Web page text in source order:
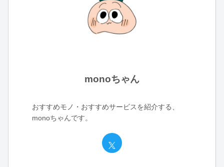
monoちゃん
おすすめモノ・おすすめサービスを紹介する、
monoちゃんです。